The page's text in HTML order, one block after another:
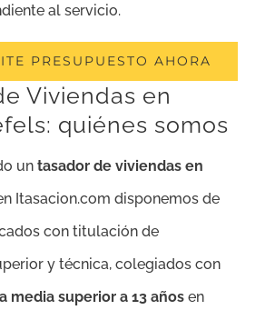
al servicio.
PRESUPUESTO AHORA
Viviendas en
quiénes somos
un tasador de viviendas en
Itasacion.com disponemos de
con titulación de
y técnica, colegiados con
media superior a 13 años en